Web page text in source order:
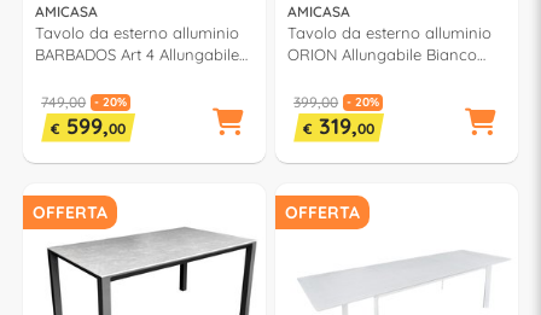
AMICASA
Tavolo da esterno alluminio
BARBADOS Art 4 Allungabile
243005
749,00 - 20%
€ 599,00
AMICASA
Tavolo da esterno alluminio
ORION Allungabile Bianco
ET 15
399,00 - 20%
€ 319,00
OFFERTA OFFERTA